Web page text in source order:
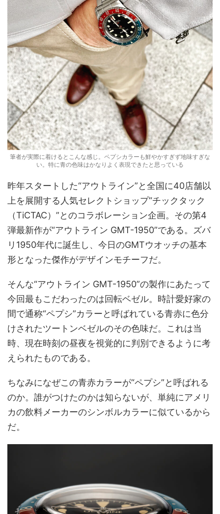
筆者が実際に着けるとこんな感じ。ペプシカラーも鮮やかすぎず地味すぎな
い。特に青の色味はかなりよく表現できたと思っている
昨年スタートした“アウトライン”と全国に40店舗以
上を展開する人気セレクトショップ“チックタック
（TiCTAC）”とのコラボレーション企画。その第4
弾最新作が“アウトライン GMT-1950”である。ズバ
リ1950年代に誕生し、今日のGMTウオッチの基本
形となった傑作がデザインモチーフだ。
そんな“アウトライン GMT-1950”の製作にあたって
今回最もこだわったのは回転ベゼル。時計愛好家の
間で通称“ペプシ”カラーと呼ばれている青赤に色分
けされたツートンベゼルのその色味だ。これは当
時、現在時刻の昼夜を視覚的に判別できるように考
えられたものである。
ちなみになぜこの青赤カラーが“ペプシ”と呼ばれる
のか。誰がつけたのかは知らないが、単純にアメリ
カの飲料メーカーのシンボルカラーに似ているから
だ。